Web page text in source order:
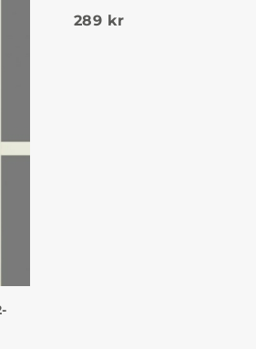
289 kr